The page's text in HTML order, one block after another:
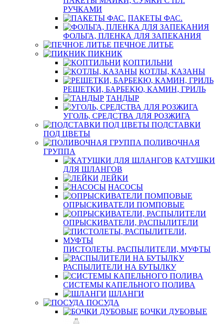
РУЧКАМИ
ПАКЕТЫ ФАС.
ФОЛЬГА, ПЛЕНКА ДЛЯ ЗАПЕКАНИЯ
ПЕЧНОЕ ЛИТЬЕ
ПИКНИК
КОПТИЛЬНИ
КОТЛЫ, КАЗАНЫ
РЕШЕТКИ, БАРБЕКЮ, КАМИН, ГРИЛЬ
ТАНДЫР
УГОЛЬ, СРЕДСТВА ДЛЯ РОЗЖИГА
ПОДСТАВКИ
ПОД ЦВЕТЫ
ПОЛИВОЧНАЯ
ГРУППА
КАТУШКИ
ДЛЯ ШЛАНГОВ
ЛЕЙКИ
НАСОСЫ
ОПРЫСКИВАТЕЛИ ПОМПОВЫЕ
ОПРЫСКИВАТЕЛИ, РАСПЫЛИТЕЛИ
ПИСТОЛЕТЫ, РАСПЫЛИТЕЛИ, МУФТЫ
РАСПЫЛИТЕЛИ НА БУТЫЛКУ
СИСТЕМЫ КАПЕЛЬНОГО ПОЛИВА
ШЛАНГИ
ПОСУДА
БОЧКИ ДУБОВЫЕ